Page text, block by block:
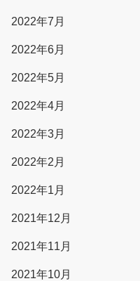
2022年7月
2022年6月
2022年5月
2022年4月
2022年3月
2022年2月
2022年1月
2021年12月
2021年11月
2021年10月